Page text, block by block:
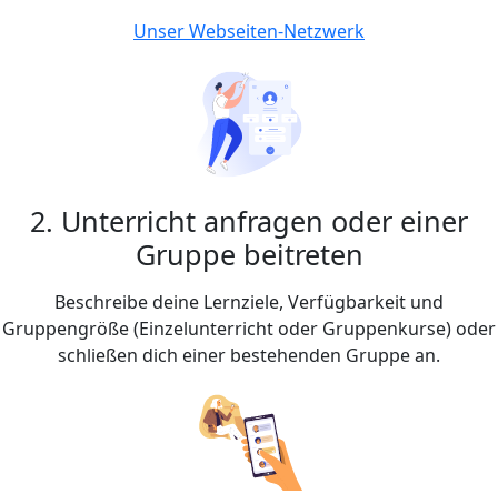
Unser Webseiten-Netzwerk
2. Unterricht anfragen oder einer
Gruppe beitreten
Beschreibe deine Lernziele, Verfügbarkeit und
Gruppengröße (Einzelunterricht oder Gruppenkurse) oder
schließen dich einer bestehenden Gruppe an.